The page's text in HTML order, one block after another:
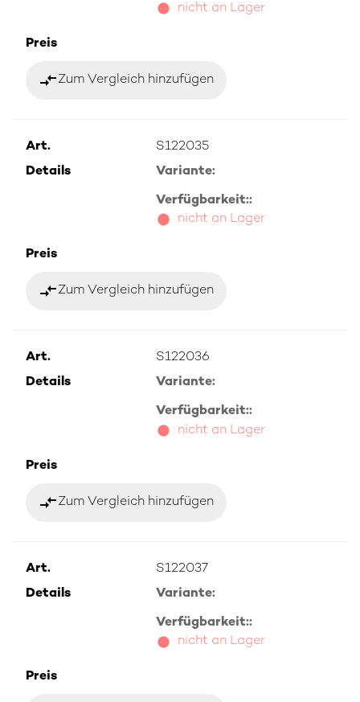
nicht an Lager
Preis
compare_arrowsZum Vergleich hinzufügen
Art.
S122035
Details
Variante:
Verfügbarkeit::
nicht an Lager
Preis
compare_arrowsZum Vergleich hinzufügen
Art.
S122036
Details
Variante:
Verfügbarkeit::
nicht an Lager
Preis
compare_arrowsZum Vergleich hinzufügen
Art.
S122037
Details
Variante:
Verfügbarkeit::
nicht an Lager
Preis